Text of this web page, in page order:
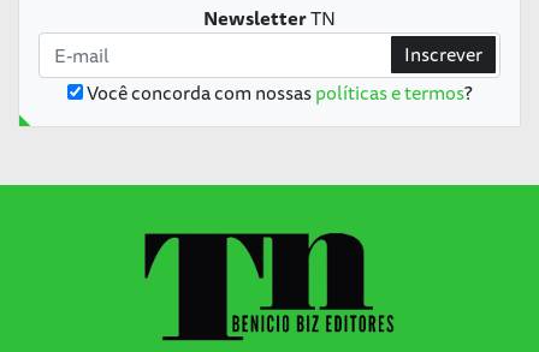
NewsletterTN
Você concorda com nossaspolíticas e termos?
Inscrever